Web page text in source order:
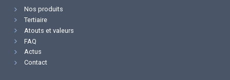
Nos produits
Tertiaire
Atouts et valeurs
FAQ
Actus
Contact